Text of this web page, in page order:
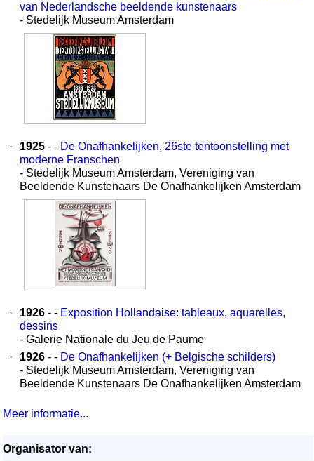
van Nederlandsche beeldende kunstenaars
- Stedelijk Museum Amsterdam
· 1925 - - De Onafhankelijken, 26ste tentoonstelling met
moderne Franschen
- Stedelijk Museum Amsterdam, Vereniging van
Beeldende Kunstenaars De Onafhankelijken Amsterdam
· 1926 - - Exposition Hollandaise: tableaux, aquarelles,
dessins
- Galerie Nationale du Jeu de Paume
·
1926 - - De Onafhankelijken (+ Belgische schilders)
- Stedelijk Museum Amsterdam, Vereniging van
Beeldende Kunstenaars De Onafhankelijken Amsterdam
Meer informatie...
Organisator van: